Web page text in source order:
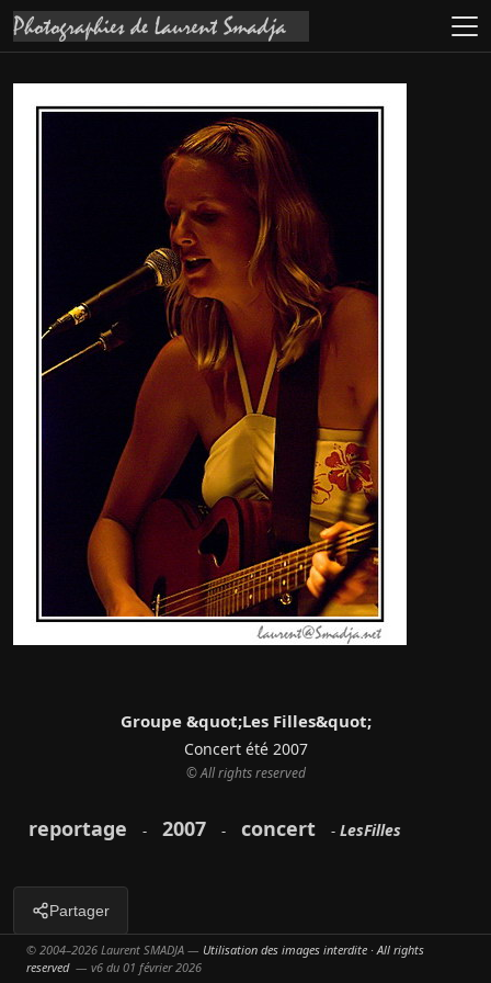
reportage - 2007 - concert - LesFilles
Partager
Groupe &quot;Les Filles&quot;
Concert été 2007
© All rights reserved
© 2004–2026 Laurent SMADJA — Utilisation des images interdite · All rights
reserved— v6 du 01 février 2026